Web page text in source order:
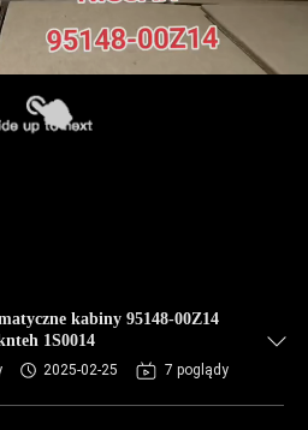
kabiny 95148-00Z14
1S0014
2025-02-25 7 poglądy